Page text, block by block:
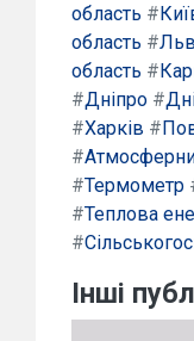
область #
область #
область #
#Дніпро #
#Харків #
#
#Термометр
#Теплова
#
Інші